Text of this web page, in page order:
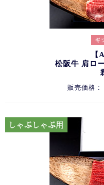
【
松阪牛 肩ロ
販売価格：